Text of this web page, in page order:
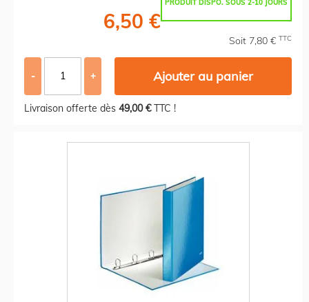
PRODUIT DISPO. SOUS 2-10 JOURS
6,50 €
Soit 7,80 € TTC
- + Ajouter au panier
Livraison offerte dès 49,00 €TTC !